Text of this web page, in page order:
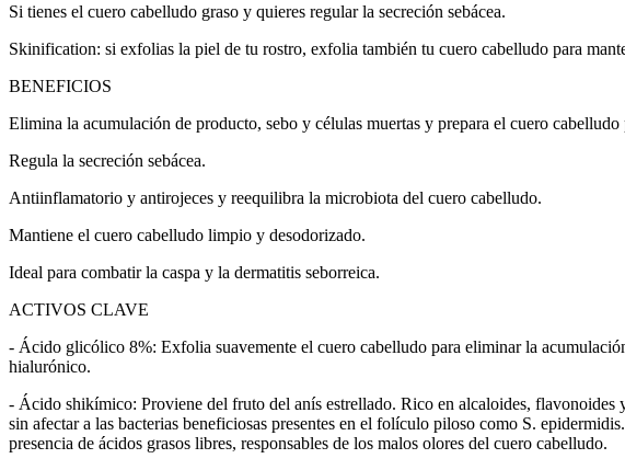
Si tienes el cuero cabelludo graso y quieres regular la secreción sebácea.
Skinification: si exfolias la piel de tu rostro, exfolia también tu cuero cabelludo para
BENEFICIOS
Elimina la acumulación de producto, sebo y células muertas y prepara el cuero cabelludo
Regula la secreción sebácea.
Antiinflamatorio y antirojeces y reequilibra la microbiota del cuero cabelludo.
Mantiene el cuero cabelludo limpio y desodorizado.
Ideal para combatir la caspa y la dermatitis seborreica.
ACTIVOS CLAVE
- Ácido glicólico 8%: Exfolia suavemente el cuero cabelludo para eliminar la
hialurónico.
- Ácido shikímico: Proviene del fruto del anís estrellado. Rico en alcaloides,
sin afectar a las bacterias beneficiosas presentes en el folículo piloso como S.
presencia de ácidos grasos libres, responsables de los malos olores del cuero cabelludo.